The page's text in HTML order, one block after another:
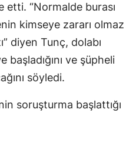
“Normalde burası
kimseye zararı olmaz
diyen Tunç, dolabı
ve şüpheli
söyledi.
soruşturma başlattığı